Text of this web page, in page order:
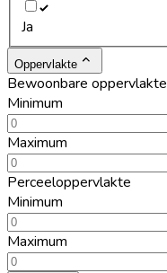
Ja
Oppervlakte
Bewoonbare oppervlakte
Minimum
Maximum
Perceeloppervlakte
Minimum
Maximum